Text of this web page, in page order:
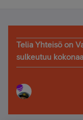
Telia Yhteisö on
sulkeutuu